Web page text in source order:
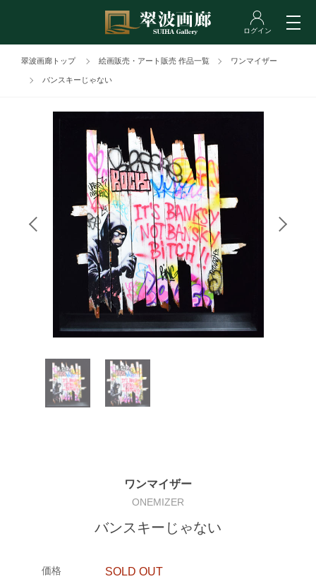
翠波画廊トップ 絵画販売・アート販売 作品一覧 ワンマイザー
バンスキーじゃない
ワンマイザー
ONEMIZER
バンスキーじゃない
価格 SOLD OUT